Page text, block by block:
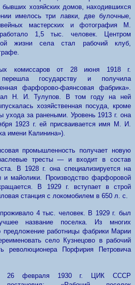
хозяйских домов, находившихся
имелось три лавки, две булочные,
мастерских и фотография М.
1,5 тыс. человек. Центром
жизни села стал рабочий клуб,
комиссаров от 28 июня 1918 г.
государству и получила
фарфорово-фаянсовая фабрика».
Н. И. Тулупов. В том году на ней
хозяйственная посуда, кроме
ухода за ранеными. Уровень 1913 г. она
1923 г. ей присваивается имя М. И.
имени Калинина»).
промышленность получает новую
тресты — и входит в состав
В 1928 г. она специализируется на
и майолики. Производство фарфоровой
В 1929 г. вступает в строй
станция с локомобилем в 650 л. с.
4 тыс. человек. В 1929 г. был
название поселка. Из многих
работницы фабрики Марии
село Кузнецово в рабочий
революционера Порфирия Петровича
26 февраля 1930 г. ЦИК СССР